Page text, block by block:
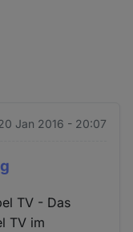
Jan 2016 - 20:07
TV - Das
TV im